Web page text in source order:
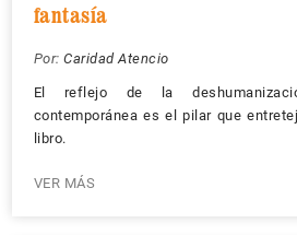
fantasía
Por: Caridad Atencio
El reflejo de la
contemporánea es el pilar que
libro.
VER MÁS